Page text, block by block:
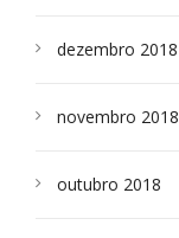
dezembro 2018
novembro 2018
outubro 2018